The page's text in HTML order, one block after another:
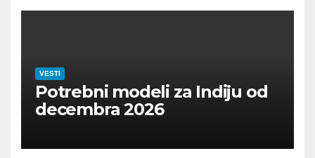
VESTI
Potrebni modeli za Indiju od
decembra 2026